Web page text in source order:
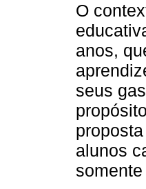
O
anos,
seus
alunos